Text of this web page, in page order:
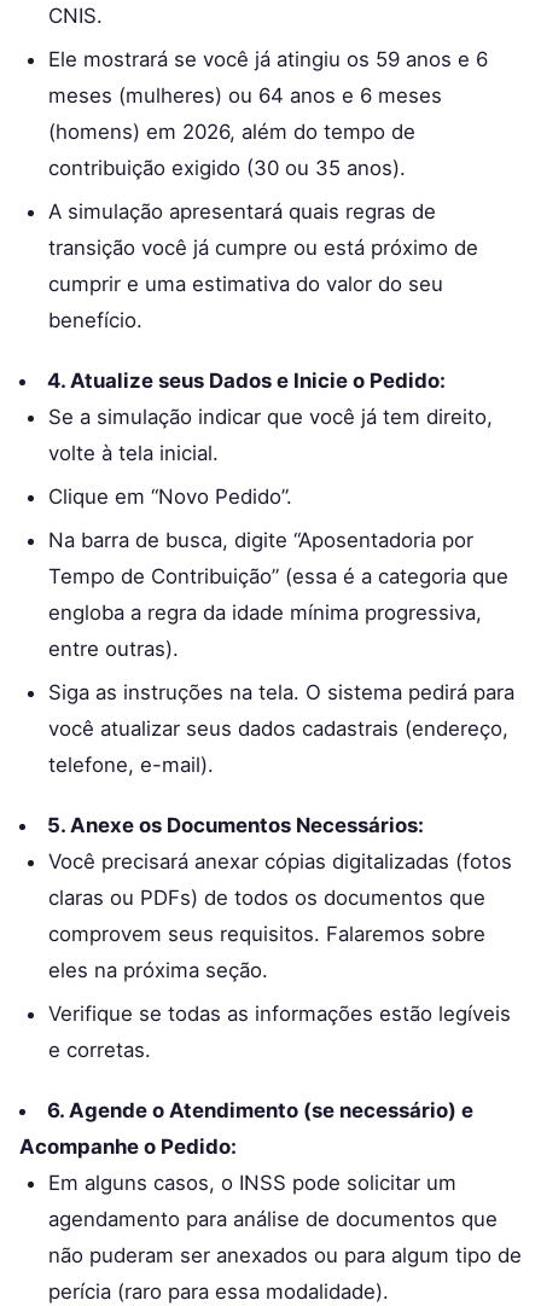
CNIS.
Ele mostrará se você já atingiu os 59 anos e 6
meses (mulheres) ou 64 anos e 6 meses
(homens) em 2026, além do tempo de
contribuição exigido (30 ou 35 anos).
A simulação apresentará quais regras de
transição você já cumpre ou está próximo de
cumprir e uma estimativa do valor do seu
benefício.
4. Atualize seus Dados e Inicie o Pedido:
Se a simulação indicar que você já tem direito,
volte à tela inicial.
Clique em “Novo Pedido”.
Na barra de busca, digite “Aposentadoria por
Tempo de Contribuição” (essa é a categoria que
engloba a regra da idade mínima progressiva,
entre outras).
Siga as instruções na tela. O sistema pedirá para
você atualizar seus dados cadastrais (endereço,
telefone, e-mail).
5. Anexe os Documentos Necessários:
Você precisará anexar cópias digitalizadas (fotos
claras ou PDFs) de todos os documentos que
comprovem seus requisitos. Falaremos sobre
eles na próxima seção.
Verifique se todas as informações estão legíveis
e corretas.
6. Agende o Atendimento (se necessário) e
Acompanhe o Pedido:
Em alguns casos, o INSS pode solicitar um
agendamento para análise de documentos que
não puderam ser anexados ou para algum tipo de
perícia (raro para essa modalidade).